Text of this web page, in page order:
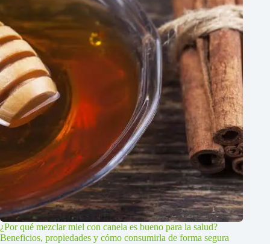
¿Por qué mezclar miel con canela es bueno para la salud?
Beneficios, propiedades y cómo consumirla de forma segura